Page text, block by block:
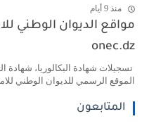
منذ 9 أيام
onec.dz
تسجيلات شهادة البكالوريا، شهادة
الموقع الرسمي للديوان الوطني
المتابعون